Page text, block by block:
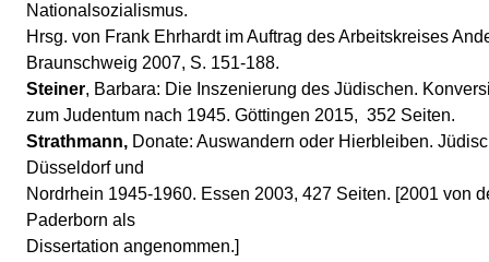
Nationalsozialismus.
Hrsg. von Frank Ehrhardt im Auftrag des Arbeitskreises
Braunschweig 2007, S. 151-188.
Steiner, Barbara: Die Inszenierung des Jüdischen.
zum Judentum nach 1945. Göttingen 2015, 352 Seiten.
Strathmann, Donate: Auswandern oder Hierbleiben.
Düsseldorf und
Nordrhein 1945-1960. Essen 2003, 427 Seiten. [2001 von
Paderborn als
Dissertation angenommen.]